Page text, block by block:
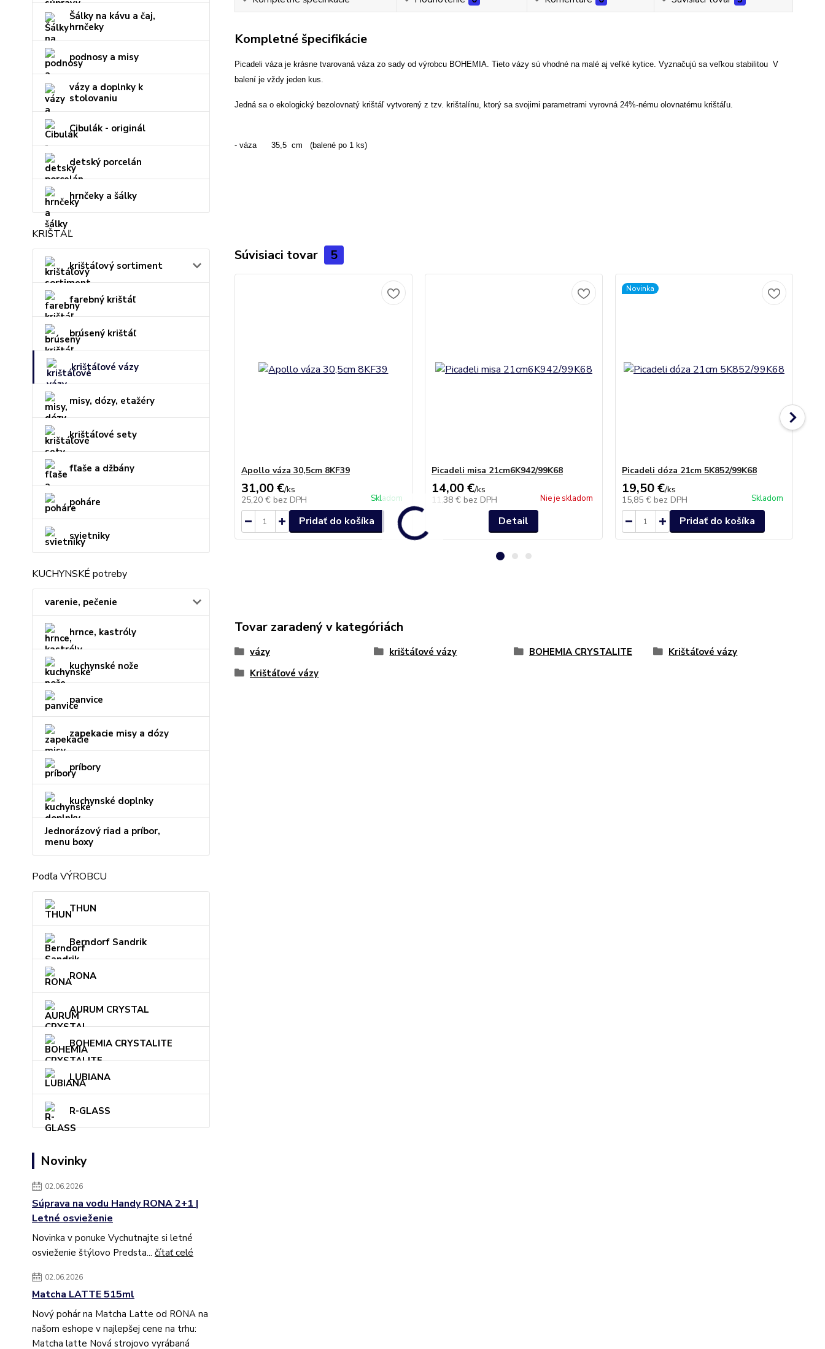
Šálky na kávu a čaj,
hrnčeky
podnosy a misy
vázy a doplnky k
stolovaniu
Cibulák - originál
detský porcelán
hrnčeky a šálky
KRIŠTÁĽ
krištáľový sortiment
farebný krištáľ
brúsený krištáľ
krištáľové vázy
misy, dózy, etažéry
krištáľové sety
fľaše a džbány
poháre
svietniky
KUCHYNSKÉ potreby
varenie, pečenie
hrnce, kastróly
kuchynské nože
panvice
zapekacie misy a dózy
príbory
kuchynské doplnky
Jednorázový riad a príbor,
menu boxy
Podľa VÝROBCU
THUN
Berndorf Sandrik
RONA
AURUM CRYSTAL
BOHEMIA CRYSTALITE
LUBIANA
R-GLASS
Novinky
02.06.2026
Súprava na vodu Handy RONA 2+1 |
Letné osvieženie
Novinka v ponuke Vychutnajte si letné
osvieženie štýlovo Predsta... čítať celé
02.06.2026
Matcha LATTE 515ml
Nový pohár na Matcha Latte od RONA na
našom eshope v najlepšej cene na trhu:
Matcha latte Nová strojovo vyrábaná
Kompletné špecifikácie
Picadeli váza je krásne tvarovaná váza zo sady od výrobcu BOHEMIA. Tieto vázy sú vhodné na malé aj veľké kytice. Vyznačujú sa veľkou stabilitou V
balení je vždy jeden kus.
Jedná sa o ekologický bezolovnatý krištáľ vytvorený z tzv. krištalínu, ktorý sa svojimi parametrami vyrovná 24%-nému olovnatému krištáľu.
- váza 35,5 cm (balené po 1 ks)
Súvisiaci tovar 5
Apollo váza 30,5cm 8KF39
31,00 €/ks
25,20 € bez DPH Skladom
Pridať do košíka
Picadeli misa 21cm6K942/99K68
14,00 €/ks
11,38 € bez DPH Nie je skladom
Detail
Novinka
Picadeli dóza 21cm 5K852/99K68
19,50 €/ks
15,85 € bez DPH Skladom
Pridať do košíka
Tovar zaradený v kategóriách
vázy krištáľové vázy BOHEMIA CRYSTALITE
Krištáľové vázy
Krištáľové vázy